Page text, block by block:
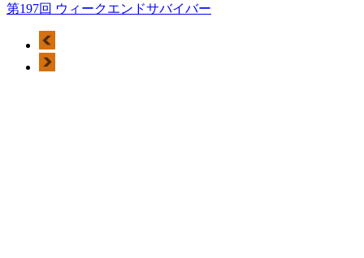
第197回 ウィークエンドサバイバー